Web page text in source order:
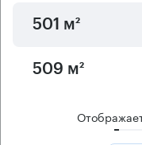
501 м²
509 м²